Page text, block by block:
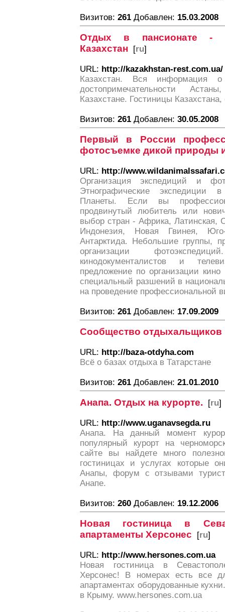
Визитов: 261 Добавлен: 15.03.2008
Отдых в пансионате -
Казахстан [ru]
URL: http://kazakhstan-rest.com.ua/
Казахстан. Вся информация
достопримечательности
Казахстане. Гостиницы
Визитов: 261 Добавлен: 30.05.2008
Первый в России
фотосъемке дикой природы
URL: http://
Организация экспедиций и
Этнографические экспедиции
Планеты. Если вы
продвинутый любитель или
выбор стран - Африка, Латинская,
Индонезия, Новая Гвинея,
Антарктида. Небольшие группы,
организации
кинодокументалистов и
предложение по организации
специальный разшений в
на проведение профессиональной
Визитов: 261 Добавлен: 17.09.2009
Сообщество отдыхальщиков
URL: http://baza-otdyha.com
Всё о базах отдыха в Татарстане
Визитов: 261 Добавлен: 21.01.2010
Анапа. Отдых на курорте. [ru]
URL: http://www.uganavsegda.ru
Анапа. На данный момент
популярный курорт на
сайте вы найдете много
гостиницах и услугах которые
Анапы, форум с отзывами
Анапе.
Визитов: 260 Добавлен: 19.12.2006
Новая гостиница в
апартаменты Херсонес [ru]
URL: http://www.hersones.com.ua
Новая гостиница в
Херсонес! В номерах есть все
апартаментах оборудованные
в Крыму. www.hersones.com.ua